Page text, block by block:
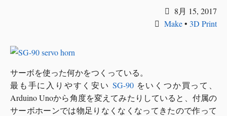
8月 15, 2017
Make• 3D Print
サーボを使った何かをつくっている。
最も手に入りやすく安い SG-90をいくつか買って、
Arduino Unoから角度を変えてみたりしていると、付属の
サーボホーンでは物足りなくなくなってきたので作って